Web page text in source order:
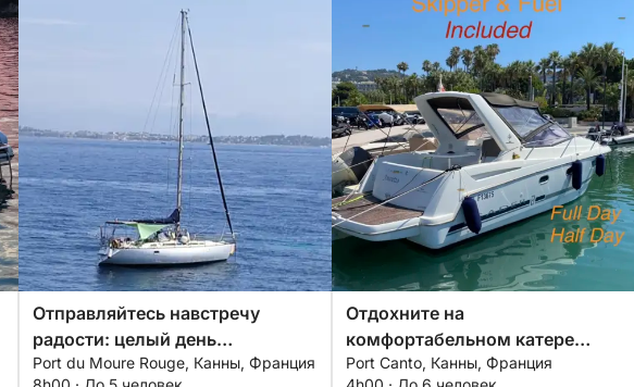
Отправляйтесь навстречу
радости: целый день
настоящего парусного
Port du Moure Rouge, Канны, Франция
Отдохните на
комфортабельном катере
вокруг Леринских островов в
Port Canto, Канны, Франция